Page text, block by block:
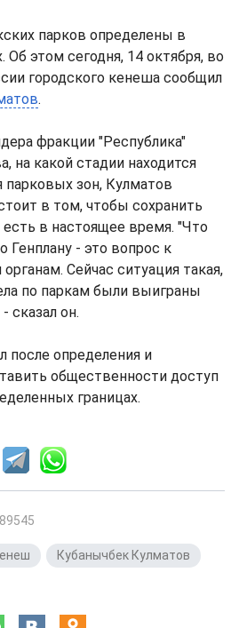
парков определены в
этом сегодня, 14 октября, во
городского кенеша сообщил
.
фракции "Республика"
на какой стадии находится
парковых зон, Кулматов
в том, чтобы сохранить
в настоящее время. "Что
Генплану - это вопрос к
Сейчас ситуация такая,
по паркам были выиграны
сказал он.
после определения и
общественности доступ
границах.
Кубанычбек Кулматов